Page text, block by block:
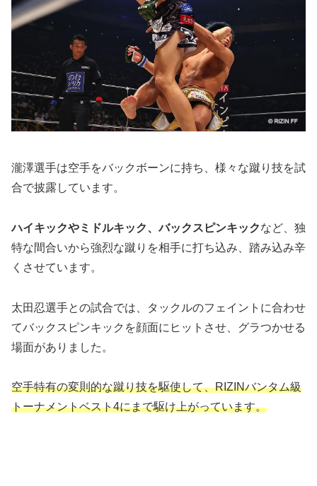
瀧澤選手は空手をバックボーンに持ち、様々な蹴り技を試
合で披露しています。
ハイキックやミドルキック、バックスピンキックなど、独
特な間合いから強烈な蹴りを相手に打ち込み、踏み込み辛
くさせています。
太田忍選手との試合では、タックルのフェイントに合わせ
てバックスピンキックを顔面にヒットさせ、グラつかせる
場面がありました。
空手特有の変則的な蹴り技を駆使して、RIZINバンタム級
トーナメントベスト4にまで駆け上がっています。